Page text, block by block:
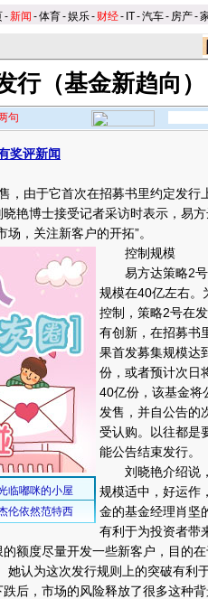
-新闻 -体育-娱乐- 财经- IT-汽车- 房产-
行（基金新趋向）
句
奖评新闻
由于它首次在招募书里约定发行
艳博士接受记者采访时表示，易
，关注新客户的开拓”。
控制规模
易方达策略2号
规模在40亿左右。
控制，策略2号在
有创新，在招募书
果首发募集规模达
份，或者预计次日
40亿份，该基金将
发售，并自公告的
受认购。以往都是
能公告结束发行。
刘晓艳介绍说
规模适中，好运作
金的基金经理肖坚
有利于为投资者带
额度尽量开发一些新客户，目的在
她认为这次发行规则上的突破有利
后，市场的风险释放了很多这种